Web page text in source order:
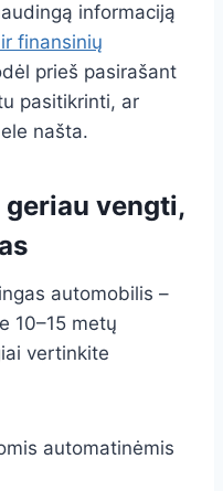
informaciją
finansinių
prieš pasirašant
pasitikrinti, ar
našta.
vengti,
automobilis –
10–15 metų
vertinkite
automatinėmis